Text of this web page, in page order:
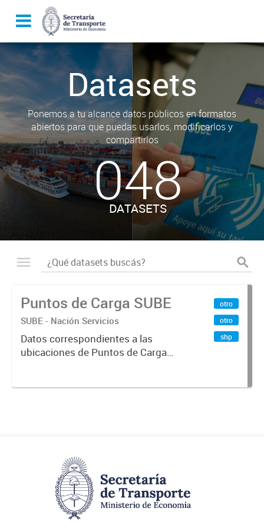
Datasets
Ponemos a tu alcance datos públicos en formatos
abiertos para que puedas usarlos, modificarlos y
compartirlos
048
DATASETS
Puntos de Carga SUBE
SUBE - Nación Servicios
Datos correspondientes a las
ubicaciones de Puntos de Carga
otro
otro
shp